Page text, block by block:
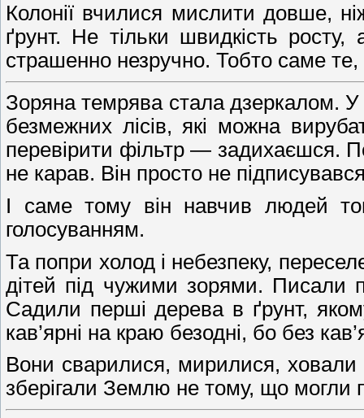
Колонії вчилися мислити довше,
ґрунт. Не тільки швидкість
страшенно незручно. Тобто саме те,
Зоряна темрява стала дзеркалом.
безмежних лісів, які можна
перевірити фільтр — задихаєшся.
не карав. Він просто не
І саме тому він навчив людей
голосуванням.
Та попри холод і небезпеку,
дітей під чужими зорями. Писали
Садили перші дерева в ґрунт,
кав’ярні на краю безодні, бо без
Вони сварилися, мирилися, ховали
зберігали Землю не тому, що могли